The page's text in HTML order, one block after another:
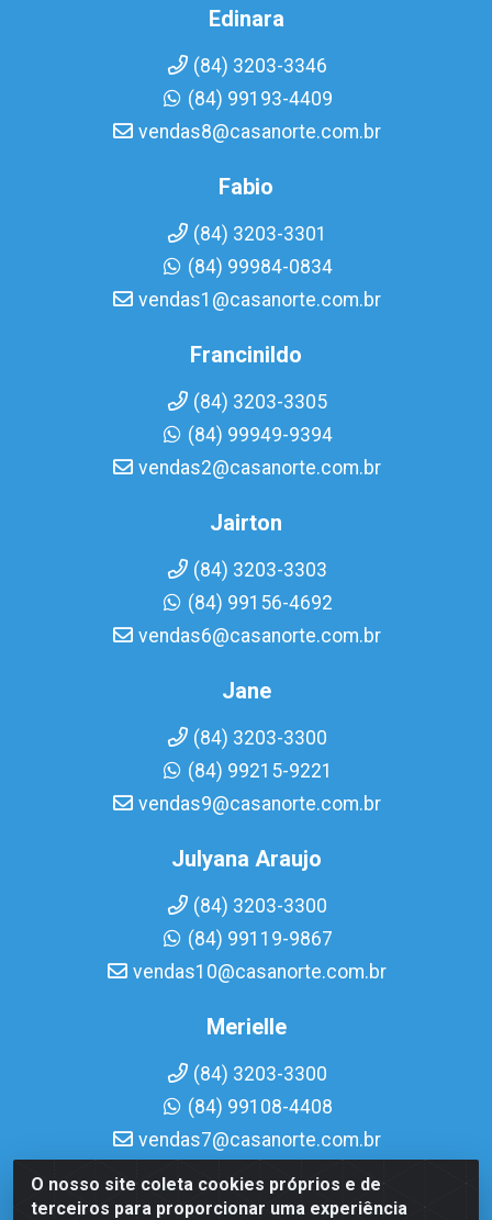
O nosso site coleta cookies próprios e de
terceiros para proporcionar uma experiência
Edinara
(84) 3203-3346
(84) 99193-4409
vendas8@casanorte.com.br
Fabio
(84) 3203-3301
(84) 99984-0834
vendas1@casanorte.com.br
Francinildo
(84) 3203-3305
(84) 99949-9394
vendas2@casanorte.com.br
Jairton
(84) 3203-3303
(84) 99156-4692
vendas6@casanorte.com.br
Jane
(84) 3203-3300
(84) 99215-9221
vendas9@casanorte.com.br
Julyana Araujo
(84) 3203-3300
(84) 99119-9867
vendas10@casanorte.com.br
Merielle
(84) 3203-3300
(84) 99108-4408
vendas7@casanorte.com.br
Casa Norte LTDA - Av. Interventor Mário Câmara, 1815 -